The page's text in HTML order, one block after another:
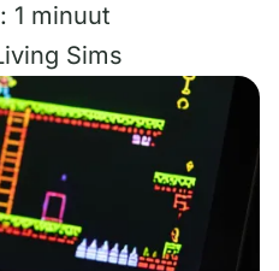
: 1 minuut
Sims